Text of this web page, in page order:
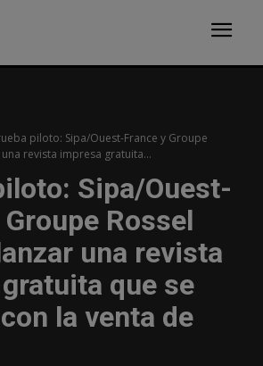
piloto: Sipa/Ouest-France y Groupe
revista impresa gratuita...
Sipa/Ouest-
Rossel
una revista
que se
la venta de